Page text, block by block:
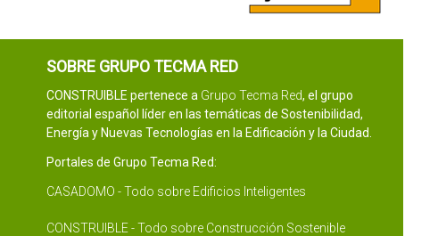
SOBRE GRUPO TECMA RED
CONSTRUIBLE pertenece a Grupo Tecma Red, el grupo
editorial español líder en las temáticas de Sostenibilidad,
Energía y Nuevas Tecnologías en la Edificación y la Ciudad.
Portales de Grupo Tecma Red:
CASADOMO - Todo sobre Edificios Inteligentes
CONSTRUIBLE - Todo sobre Construcción Sostenible